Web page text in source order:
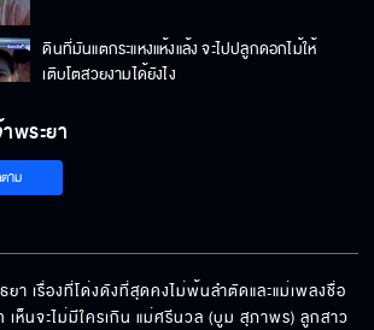
ดินที่มันแตกระแหงแห้งแล้ง จะไปปลูกดอกไม้ให้
เติบโตสวยงามได้ยังไง
ลูกไม้ป่าสีสวยๆ บางชนิดมันมีพิษแล้วพิษมันก็
าพระยา
าม
ยา เรื่องที่โด่งดังที่สุดคงไม่พ้นลำตัดและแม่เพลงชื่อ
เห็นจะไม่มีใครเกิน แม่ศรีนวล (บูม สุภาพร) ลูกสาว